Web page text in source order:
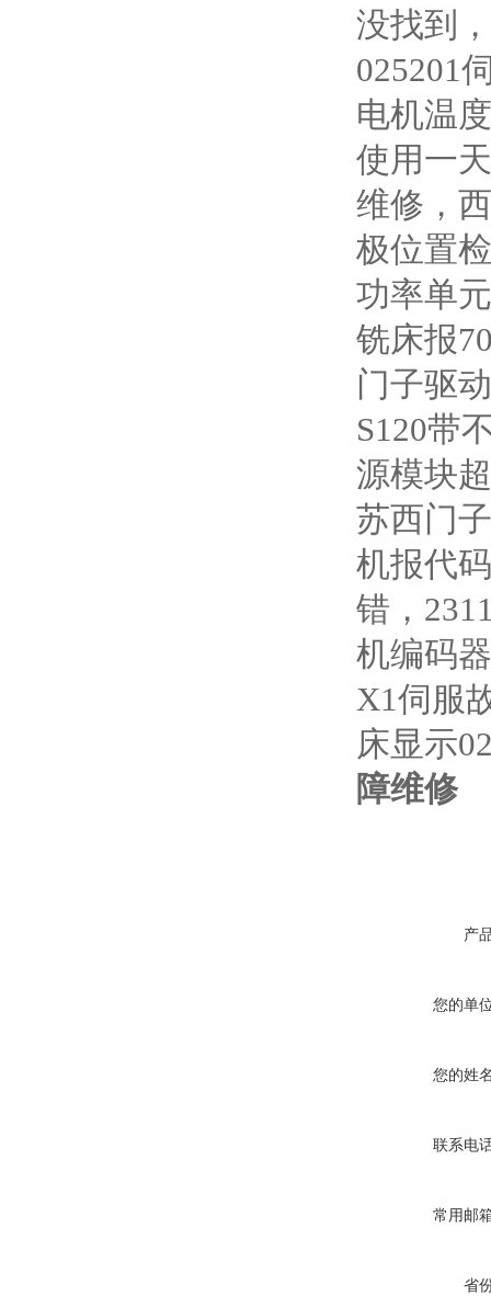
没找到
025201
电机温
使用一
维修，
极位置
功率单
铣床报
门子驱
S120带
源模块
苏西门
机报代
错，
机编码
X1伺服
床显示
障维修
产
您的单
您的姓
联系电
常用邮
省